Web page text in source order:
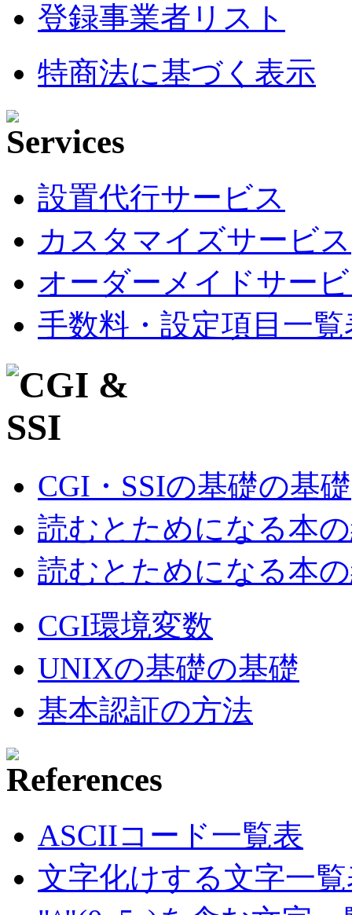
登録事業者リスト
特商法に基づく表示
設置代行サービス
カスタマイズサービス
オーダーメイドサー
手数料・設定項目一覧
CGI・SSIの基礎の基礎
読むとためになる本
読むとためになる本
CGI環境変数
UNIXの基礎の基礎
基本認証の方法
ASCIIコード一覧表
文字化けする文字一